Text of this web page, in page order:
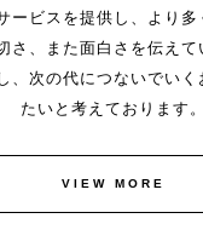
ービスを提供し、 より多
さ、
また面白さを伝え
、 次の代につないでいく
たいと考えております。
VIEW MORE